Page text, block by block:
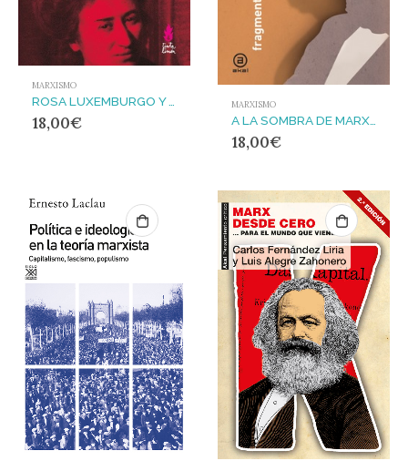
MARXISMO
ROSA LUXEMBURGO Y EL ARTE DE LA POLÍTICA
18,00€
MARXISMO
18,00€